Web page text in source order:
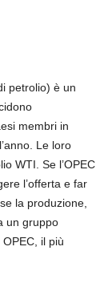
petrolio) è un
membri in
Le loro
WTI. Se l’OPEC
l’offerta e far
la produzione,
un gruppo
il più